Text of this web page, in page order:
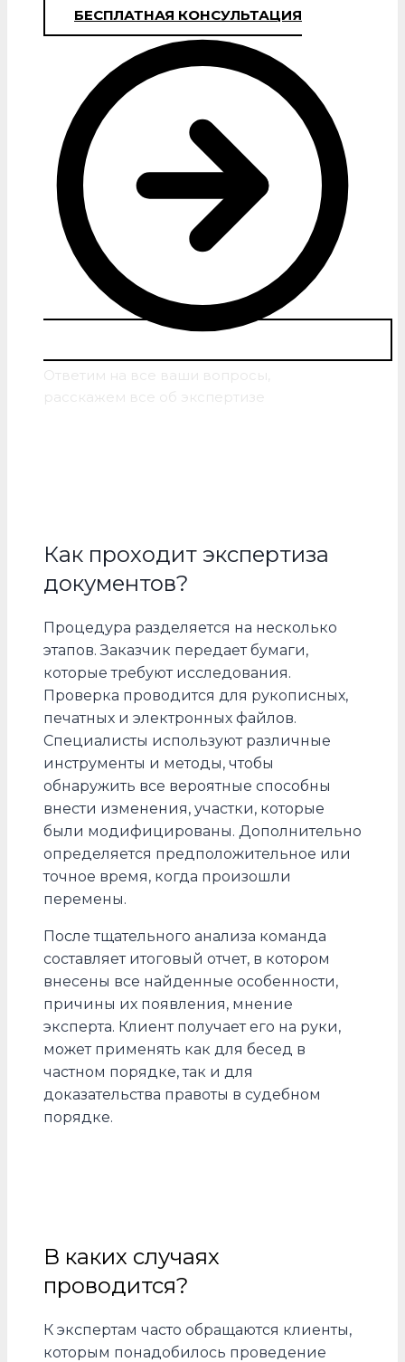
БЕСПЛАТНАЯ КОНСУЛЬТАЦИЯ
Ответим на все ваши вопросы,
расскажем все об экспертизе
Как проходит экспертиза
документов?
Процедура разделяется на несколько
этапов. Заказчик передает бумаги,
которые требуют исследования.
Проверка проводится для рукописных,
печатных и электронных файлов.
Специалисты используют различные
инструменты и методы, чтобы
обнаружить все вероятные способны
внести изменения, участки, которые
были модифицированы. Дополнительно
определяется предположительное или
точное время, когда произошли
перемены.
После тщательного анализа команда
составляет итоговый отчет, в котором
внесены все найденные особенности,
причины их появления, мнение
эксперта. Клиент получает его на руки,
может применять как для бесед в
частном порядке, так и для
доказательства правоты в судебном
порядке.
В каких случаях
проводится?
К экспертам часто обращаются клиенты,
которым понадобилось проведение